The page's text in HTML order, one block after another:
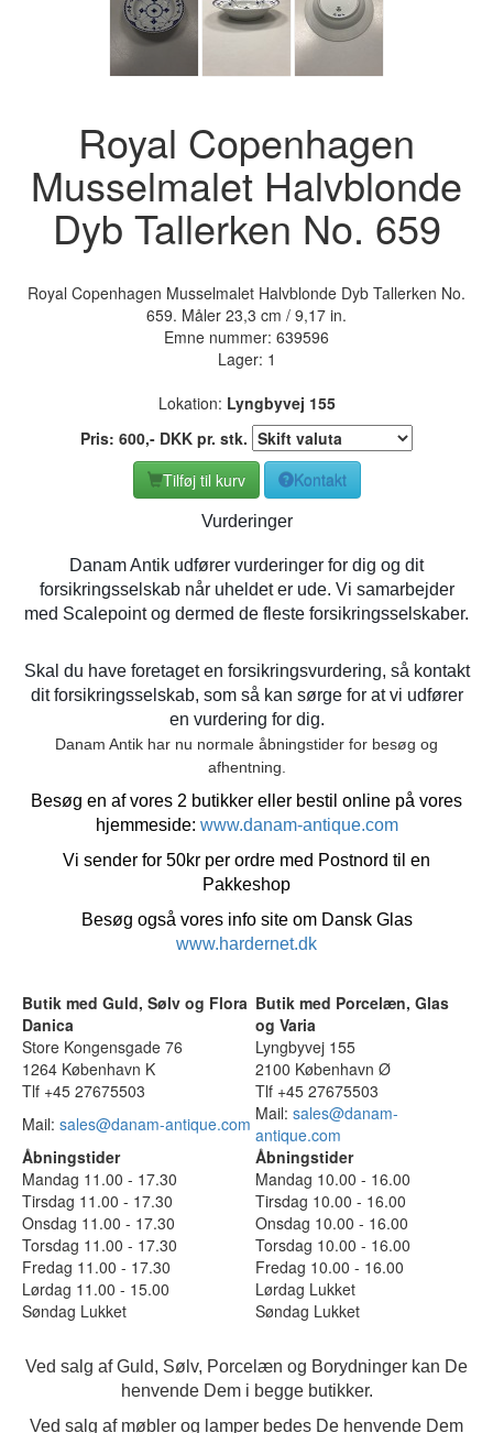
Royal Copenhagen
Musselmalet Halvblonde
Dyb Tallerken No. 659
Royal Copenhagen Musselmalet Halvblonde Dyb Tallerken No.
659. Måler 23,3 cm / 9,17 in.
Emne nummer: 639596
Lager: 1
Lokation: Lyngbyvej 155
Pris: 600,- DKK pr. stk.
Tilføj til kurv
Kontakt
Vurderinger
Danam Antik udfører vurderinger for dig og dit
forsikringsselskab når uheldet er ude. Vi samarbejder
med Scalepoint og dermed de fleste forsikringsselskaber.
Skal du have foretaget en forsikringsvurdering, så kontakt
dit forsikringsselskab, som så kan sørge for at vi udfører
en vurdering for dig.
Danam Antik har nu normale åbningstider for besøg og
afhentning.
Besøg en af vores 2 butikker eller bestil online på vores
hjemmeside: www.danam-antique.com
Vi sender for 50kr per ordre med Postnord til en
Pakkeshop
Besøg også vores info site om Dansk Glas
www.hardernet.dk
Butik med Guld, Sølv og Flora
Danica
Butik med Porcelæn, Glas
og Varia
Store Kongensgade 76
Lyngbyvej 155
1264 København K
2100 København Ø
Tlf +45 27675503
Tlf +45 27675503
Mail: sales@danam-antique.com Mail: sales@danam-
antique.com
Åbningstider
Åbningstider
Mandag 11.00 - 17.30
Mandag 10.00 - 16.00
Tirsdag 11.00 - 17.30
Tirsdag 10.00 - 16.00
Onsdag 11.00 - 17.30
Onsdag 10.00 - 16.00
Torsdag 11.00 - 17.30
Torsdag 10.00 - 16.00
Fredag 11.00 - 17.30
Fredag 10.00 - 16.00
Lørdag 11.00 - 15.00
Lørdag Lukket
Søndag Lukket
Søndag Lukket
Ved salg af Guld, Sølv, Porcelæn og Borydninger kan De
henvende Dem i begge butikker.
Ved salg af møbler og lamper bedes De henvende Dem